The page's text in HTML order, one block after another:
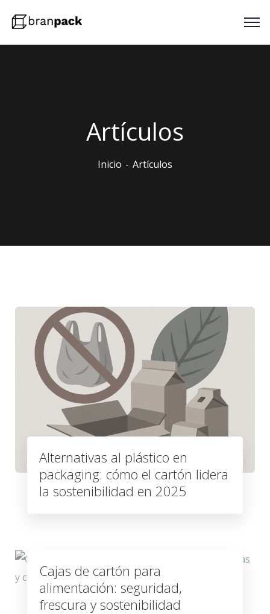
Artículos
Inicio Artículos
Alternativas al plástico en
packaging: cómo el cartón lidera
la sostenibilidad en 2025
Cajas de cartón para
alimentación: seguridad,
frescura y sostenibilidad